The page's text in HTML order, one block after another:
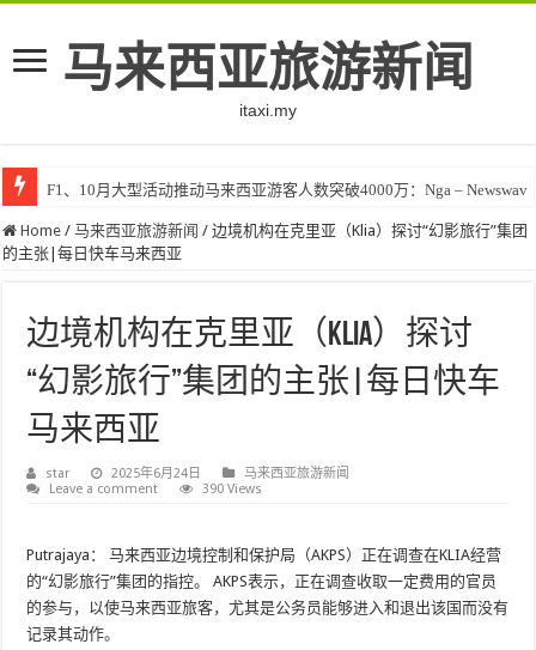
马来西亚旅游新闻
itaxi.my
F1、10月大型活动推动马来西亚游客人数突破4000万：Nga – Newswav
Home / 马来西亚旅游新闻 / 边境机构在克里亚（Klia）探讨“幻影旅行”集团
的主张|每日快车马来西亚
边境机构在克里亚（Klia）探讨
“幻影旅行”集团的主张|每日快车
马来西亚
star 2025年6月24日
马来西亚旅游新闻
Leave a comment
390 Views
Putrajaya：
马来西亚边境控制和保护局（AKPS）正在调查在KLIA经营
的“幻影旅行”集团的指控。 AKPS表示，正在调查收取一定费用的官员
的参与，以使马来西亚旅客，尤其是公务员能够进入和退出该国而没有
记录其动作。